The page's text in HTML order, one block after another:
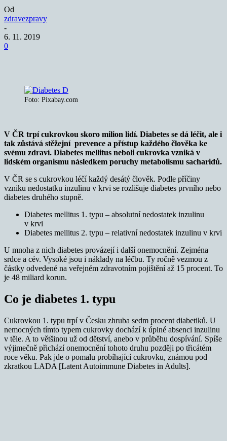
Od
zdravezpravy
-
6. 11. 2019
0
Foto: Pixabay.com
V ČR trpí cukrovkou skoro milion lidí. Diabetes se dá léčit, ale i
tak zůstává stěžejní prevence a přístup každého člověka ke
svému zdraví. Diabetes mellitus neboli cukrovka vzniká v
lidském organismu následkem poruchy metabolismu sacharidů.
V ČR se s cukrovkou léčí každý desátý člověk. Podle příčiny
vzniku nedostatku inzulinu v krvi se rozlišuje diabetes prvního nebo
diabetes druhého stupně.
Diabetes mellitus 1. typu – absolutní nedostatek inzulinu
v krvi
Diabetes mellitus 2. typu – relativní nedostatek inzulinu v krvi
U mnoha z nich diabetes provázejí i další onemocnění. Zejména
srdce a cév. Vysoké jsou i náklady na léčbu. Ty ročně vezmou z
částky odvedené na veřejném zdravotním pojištění až 15 procent. To
je 48 miliard korun.
Co je diabetes 1. typu
Cukrovkou 1. typu trpí v Česku zhruba sedm procent diabetiků. U
nemocných tímto typem cukrovky dochází k úplné absenci inzulinu
v těle. A to většinou už od dětství, anebo v průběhu dospívání. Spíše
výjimečně přichází onemocnění tohoto druhu později po třicátém
roce věku. Pak jde o pomalu probíhající cukrovku, známou pod
zkratkou LADA [Latent Autoimmune Diabetes in Adults].